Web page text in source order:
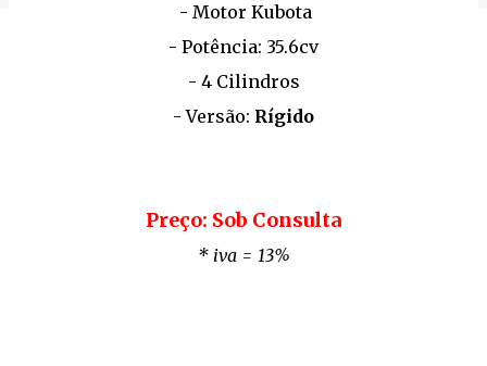
- Motor Kubota
- Potência: 35.6cv
- 4 Cilindros
- Versão: Rígido
Preço: Sob Consulta
* iva = 13%